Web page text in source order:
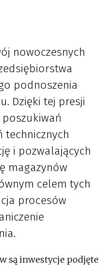
nowoczesnych
podnoszenia
Dzięki tej presji
technicznych
i pozwalających
magazynów
celem tych
procesów
są inwestycje podjęte